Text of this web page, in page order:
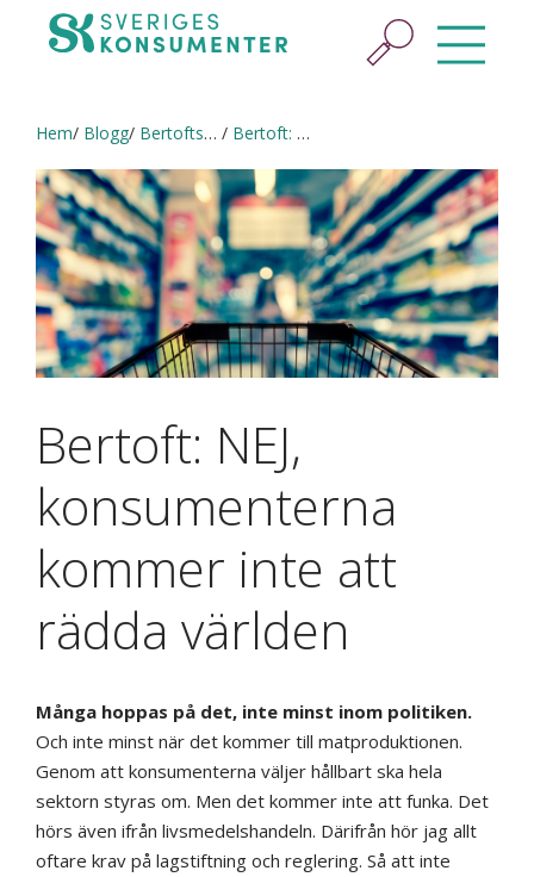
Hem Blogg Bertofts blogg Bertoft: NEJ, konsumenterna kommer inte att rädda världen
Bertoft: NEJ,
konsumenterna
kommer inte att
rädda världen
Många hoppas på det, inte minst inom politiken.
Och inte minst när det kommer till matproduktionen.
Genom att konsumenterna väljer hållbart ska hela
sektorn styras om. Men det kommer inte att funka. Det
hörs även ifrån livsmedelshandeln. Därifrån hör jag allt
oftare krav på lagstiftning och reglering. Så att inte